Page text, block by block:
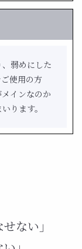
弱めにした
使用の方
インなのか
ります。
ない」